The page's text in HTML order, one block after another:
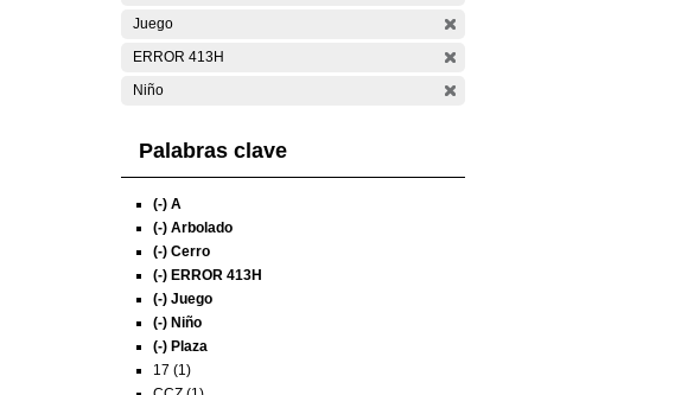
Juego
ERROR 413H
Niño
Palabras clave
(-) A
(-) Arbolado
(-) Cerro
(-) ERROR 413H
(-) Juego
(-) Niño
(-) Plaza
17 (1)